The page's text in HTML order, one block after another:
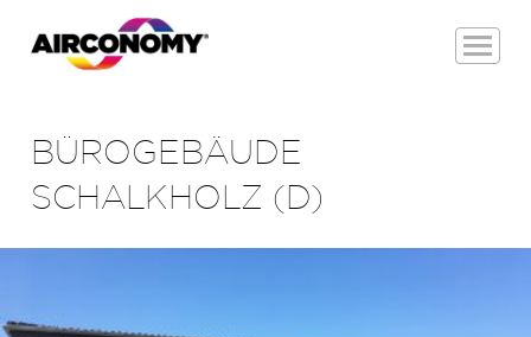
BÜROGEBÄUDE
SCHALKHOLZ (D)